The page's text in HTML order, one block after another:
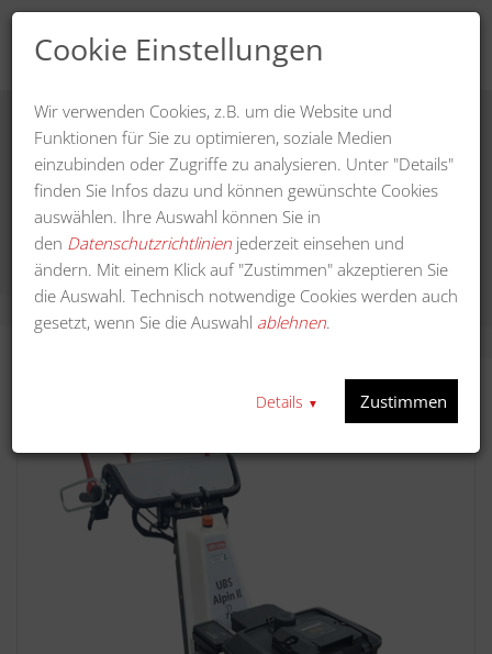
Cookie Einstellungen
Wir verwenden Cookies, z.B. um die Website und
Funktionen für Sie zu optimieren, soziale Medien
einzubinden oder Zugriffe zu analysieren. Unter "Details"
finden Sie Infos dazu und können gewünschte Cookies
auswählen. Ihre Auswahl können Sie in
den Datenschutzrichtlinien jederzeit einsehen und
ändern. Mit einem Klick auf "Zustimmen" akzeptieren Sie
die Auswahl. Technisch notwendige Cookies werden auch
gesetzt, wenn Sie die Auswahl ablehnen.
Details ▼ Zustimmen
UBS Alpin II pro Holm-Aktivlenkung /
Comfort Drive II pro / Verschiebeachse